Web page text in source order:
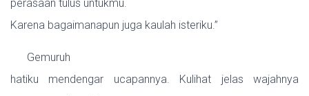
perasaan tulus untukmu.
Karena bagaimanapun juga kaulah isteriku.”
Gemuruh
hatiku mendengar ucapannya. Kulihat jelas wajahnya